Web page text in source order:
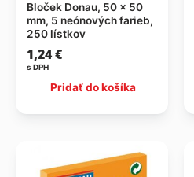
Bloček Donau, 50 x 50
mm, 5 neónových farieb,
250 lístkov
1,24€
s DPH
Pridať do košíka